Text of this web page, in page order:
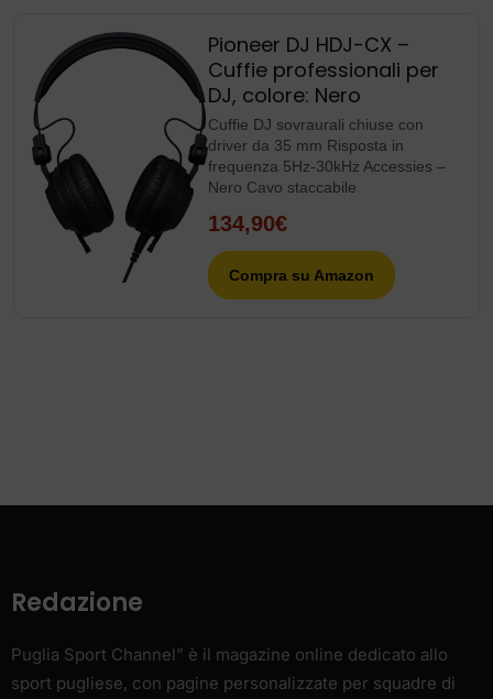
Pioneer DJ HDJ-CX –
Cuffie professionali per
DJ, colore: Nero
Cuffie DJ sovraurali chiuse con
driver da 35 mm Risposta in
frequenza 5Hz-30kHz Accessies –
Nero Cavo staccabile
134,90€
Compra su Amazon
Redazione
Puglia Sport Channel” è il magazine online dedicato allo
sport pugliese, con pagine personalizzate per squadre di